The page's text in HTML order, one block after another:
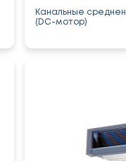
Канальные
(DC-мотор)